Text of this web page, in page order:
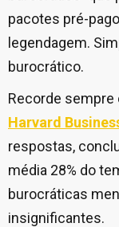
pacotes pré-
legendagem.
burocrático.
Recorde
Harvard
respostas,
média 28% do
burocráticas
insignificantes.